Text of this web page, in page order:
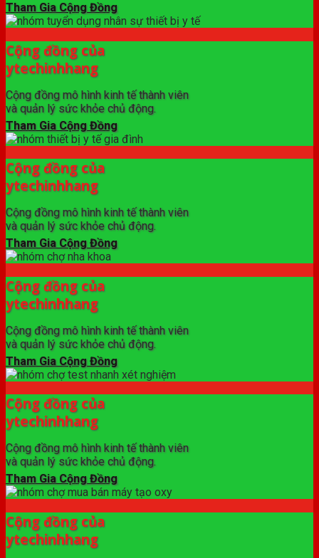
Tham Gia Cộng Đồng
Cộng đồng của
ytechinhhang
Cộng đồng mô hình kinh tế thành viên
và quản lý sức khỏe chủ động.
Tham Gia Cộng Đồng
Cộng đồng của
ytechinhhang
Cộng đồng mô hình kinh tế thành viên
và quản lý sức khỏe chủ động.
Tham Gia Cộng Đồng
Cộng đồng của
ytechinhhang
Cộng đồng mô hình kinh tế thành viên
và quản lý sức khỏe chủ động.
Tham Gia Cộng Đồng
Cộng đồng của
ytechinhhang
Cộng đồng mô hình kinh tế thành viên
và quản lý sức khỏe chủ động.
Tham Gia Cộng Đồng
Cộng đồng của
ytechinhhang